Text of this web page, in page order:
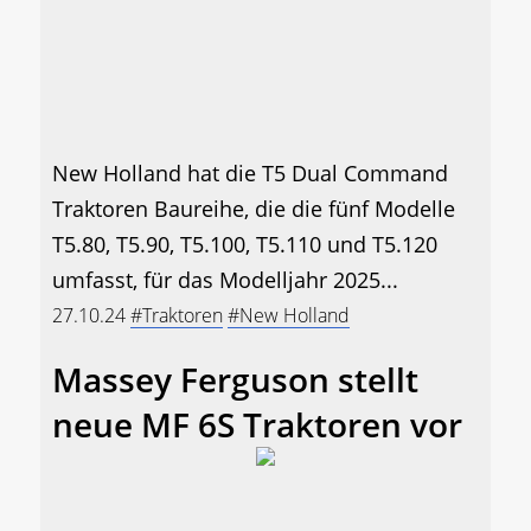
New Holland hat die T5 Dual Command
Traktoren Baureihe, die die fünf Modelle
T5.80, T5.90, T5.100, T5.110 und T5.120
umfasst, für das Modelljahr 2025...
27.10.24#Traktoren#New Holland
Massey Ferguson stellt
neue MF 6S Traktoren vor